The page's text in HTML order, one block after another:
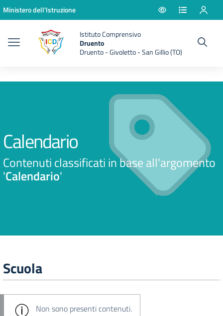
Vai ai contenuti
Vai al menu di navigazione
Vai al footer
Ministero dell'Istruzione
Istituto Comprensivo
Druento
Druento - Givoletto - San Gillio (TO)
Calendario
Contenuti classificati in base all'argomento
'Calendario'
Scuola
Non sono presenti contenuti.